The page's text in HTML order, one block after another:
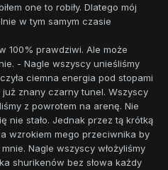
one to robiły. Dlatego mój
w tym samym czasie
100% prawdziwi. Ale może
- Nagle wszyscy unieśliśmy
ciemna energia pod stopami
znany czarny tunel. Wszyscy
z powrotem na arenę. Nie
nie stało. Jednak przez tą krótką
wzrokiem mego przeciwnika by
Nagle wszyscy włożyliśmy
shurikenów bez słowa każdy